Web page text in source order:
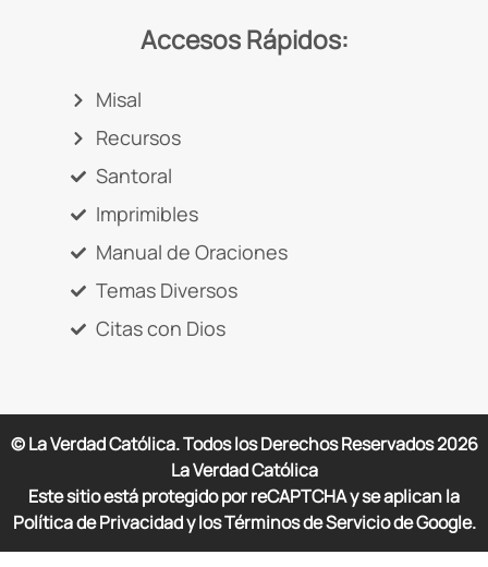
Accesos Rápidos:
Misal
Recursos
Santoral
Imprimibles
Manual de Oraciones
Temas Diversos
Citas con Dios
© La Verdad Católica. Todos los Derechos Reservados2026
La Verdad Católica
Este sitio está protegido por reCAPTCHA y se aplican la
Política de Privacidad y los Términos de Servicio de Google.